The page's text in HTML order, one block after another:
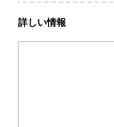
詳しい情報